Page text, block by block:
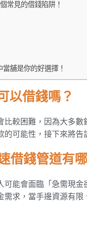
常見的借錢陷阱！
舖是你的好選擇！
以借錢嗎？
比較困難，因為大多
的可能性，接下來將告
借錢管道有
可能會面臨「急需現
需求，當手邊資源有